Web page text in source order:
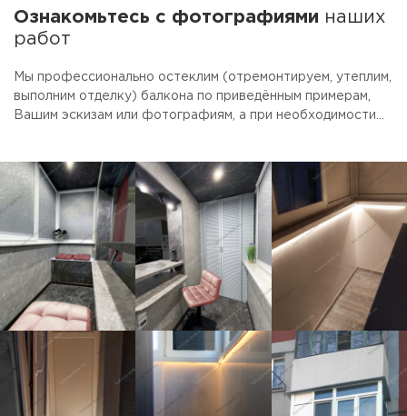
Ознакомьтесь с фотографиями наших
работ
Мы профессионально остеклим (отремонтируем, утеплим,
выполним отделку) балкона по приведённым примерам,
Вашим эскизам или фотографиям, а при необходимости
(эконом, вариант "цена-качество" и премиум) с
включением в перечень работ Ваших индивидуальных
пожеланий. Очень надеемся, что Вам понравится наш
подход к делу и качество выполненной работы!